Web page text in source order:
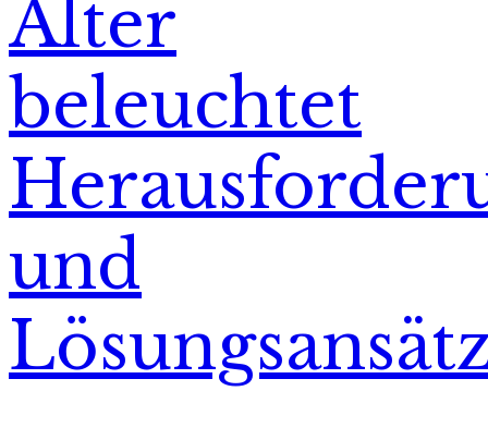
Alter
beleuchtet
und